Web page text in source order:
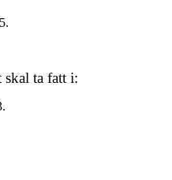
skal ta fatt i: